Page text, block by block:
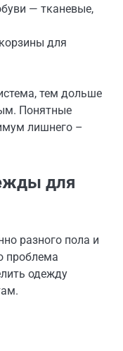
— тканевые,
для
тем дольше
Понятные
лишнего –
для
разного пола и
проблема
одежду